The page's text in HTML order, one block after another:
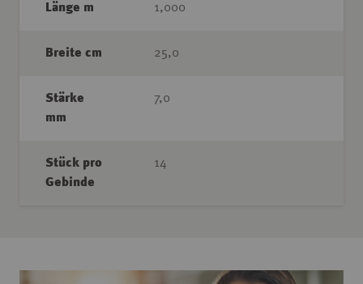
Länge m 1,000
Breite cm 25,0
Stärke
mm
7,0
Stück pro
Gebinde
14